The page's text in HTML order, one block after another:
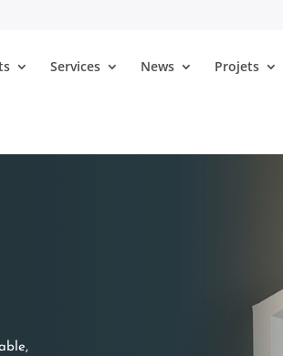
Services News Projets